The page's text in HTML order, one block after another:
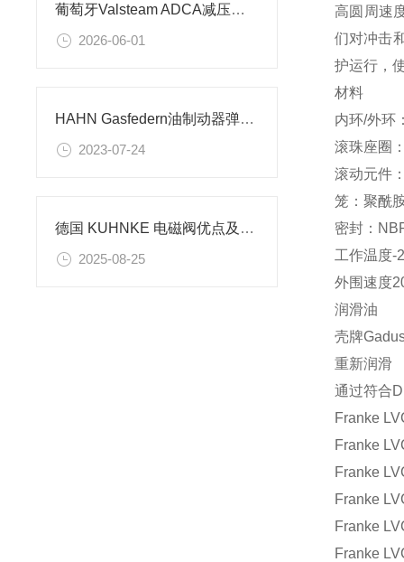
葡萄牙Valsteam ADCA减压阀技术特征及应用场景解析
2026-06-01
HAHN Gasfedern油制动器弹簧介绍
2023-07-24
德国 KUHNKE 电磁阀优点及技术指导
2025-08-25
高圆周速
们对冲击
护运行，
材料
内环/外环
滚珠座圈
滚动元件
笼：聚酰
密封：
工作温度-
外围速度
润滑油
壳牌
重新润滑
通过符合
Franke
Franke
Franke
Franke
Franke
Franke